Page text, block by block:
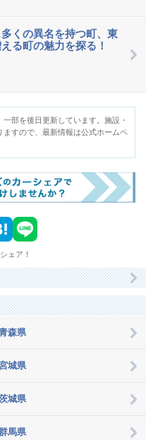
くの異名を持つ町、東
る町の魅力を探る！
部を後日更新しています。施設・
ますので、最新情報は公式ホームペ
ェア！
森県
城県
城県
馬県